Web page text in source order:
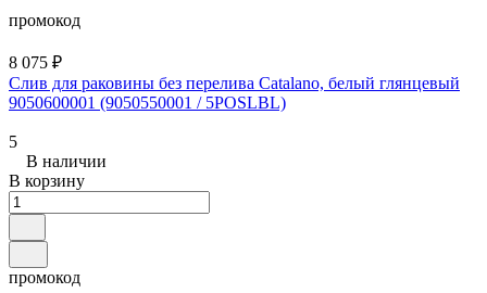
промокод
8 075 ₽
Слив для раковины без перелива Catalano, белый глянцевый
9050600001 (9050550001 / 5POSLBL)
5
В наличии
В корзину
промокод